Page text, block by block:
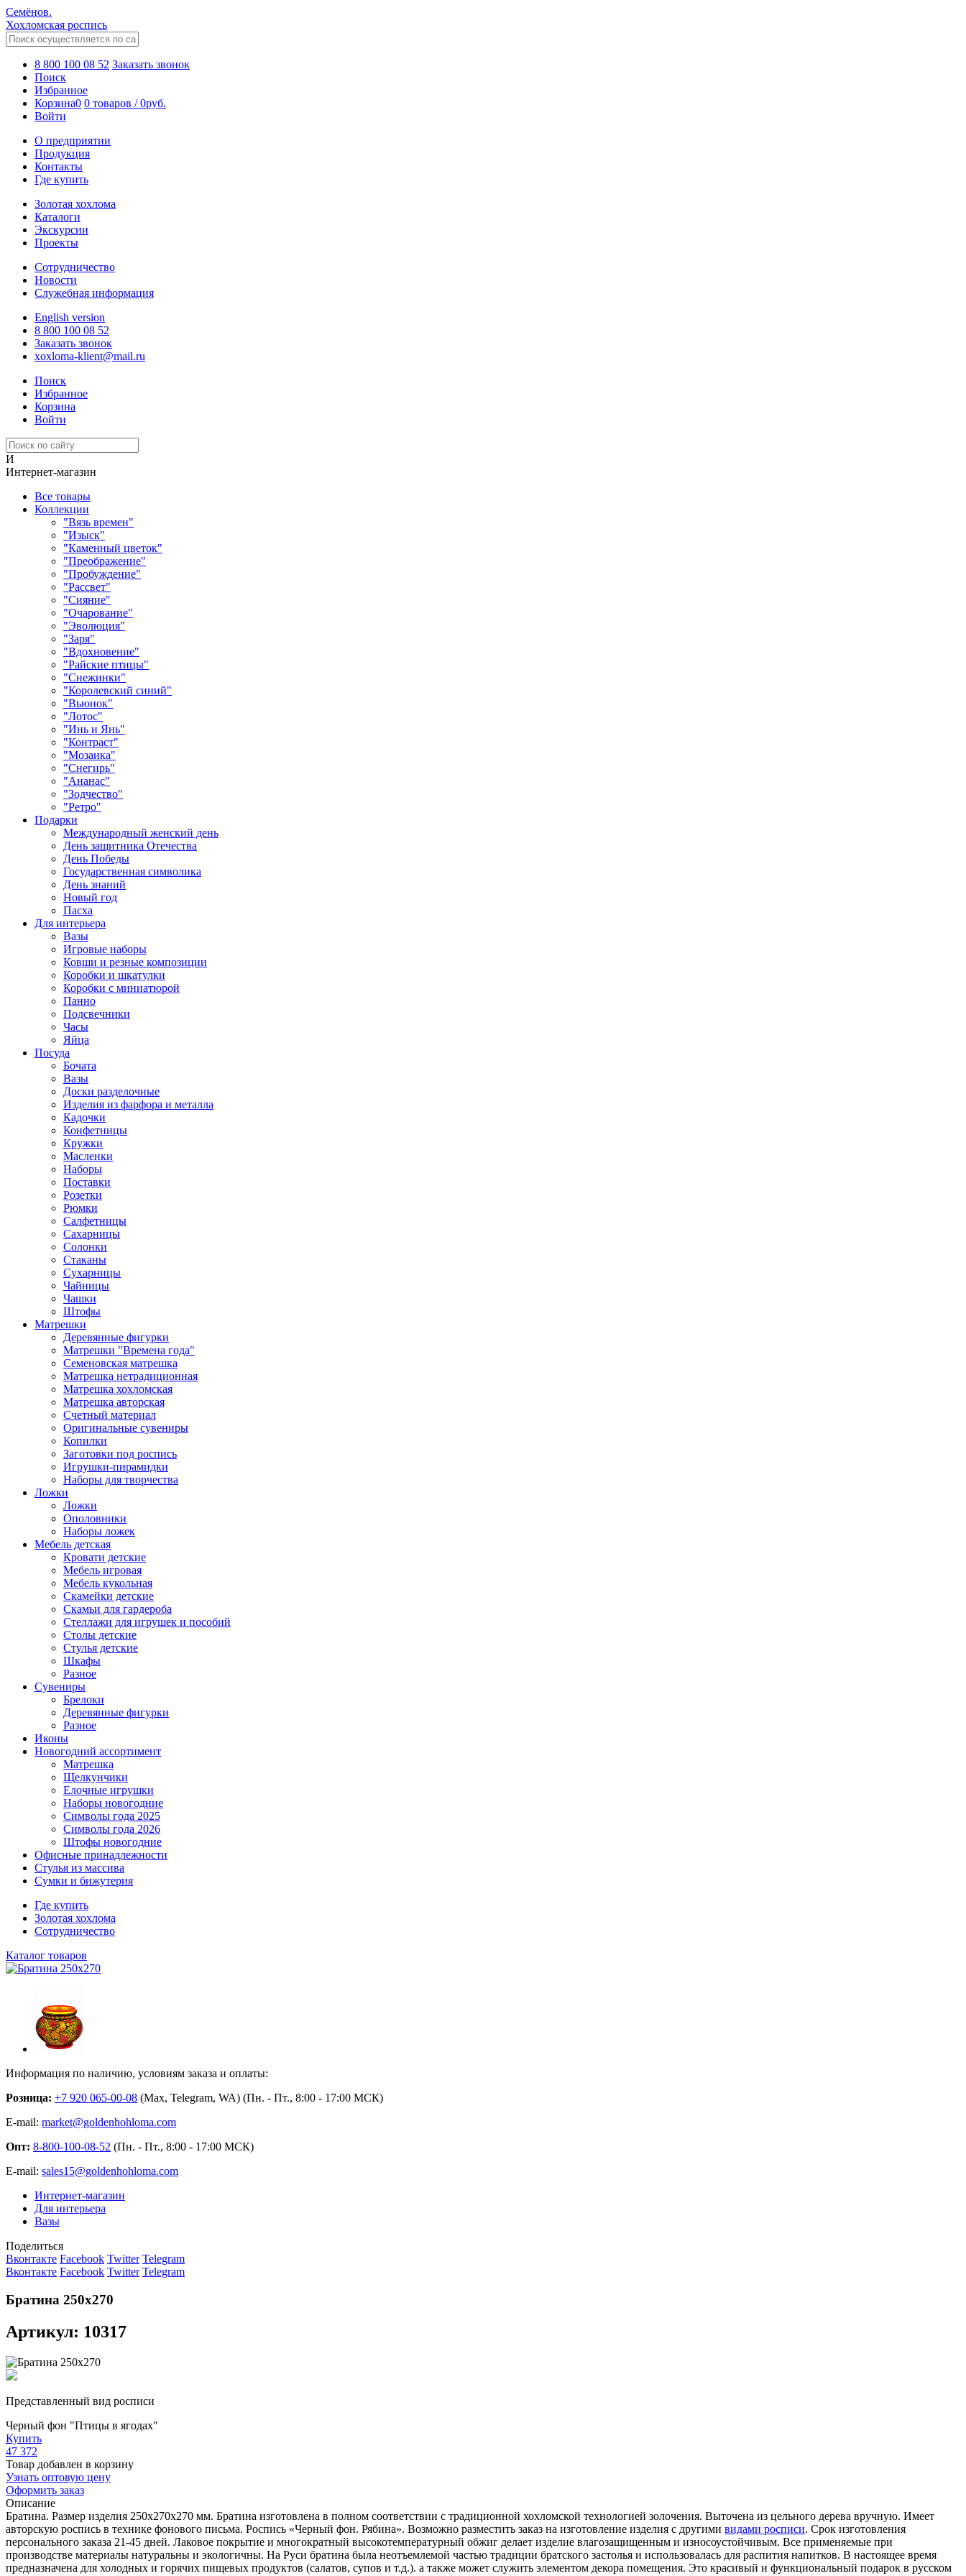
Семёнов.
Хохломская роспись
8 800 100 08 52 Заказать звонок
Поиск
Избранное
Корзина0 0 товаров /0руб.
Войти
О предприятии
Продукция
Контакты
Где купить
Золотая хохлома
Каталоги
Экскурсии
Проекты
Сотрудничество
Новости
Служебная информация
English version
8 800 100 08 52
Заказать звонок
xoxloma-klient@mail.ru
Поиск
Избранное
Корзина
Войти
И
Интернет-магазин
Все товары
Коллекции
"Вязь времен"
"Изыск"
"Каменный цветок"
"Преображение"
"Пробуждение"
"Рассвет"
"Сияние"
"Очарование"
"Эволюция"
"Заря"
"Вдохновение"
"Райские птицы"
"Снежинки"
"Королевский синий"
"Вьюнок"
"Лотос"
"Инь и Янь"
"Контраст"
"Мозаика"
"Снегирь"
"Ананас"
"Зодчество"
"Ретро"
Подарки
Международный женский день
День защитника Отечества
День Победы
Государственная символика
День знаний
Новый год
Пасха
Для интерьера
Вазы
Игровые наборы
Ковши и резные композиции
Коробки и шкатулки
Коробки с миниатюрой
Панно
Подсвечники
Часы
Яйца
Посуда
Бочата
Вазы
Доски разделочные
Изделия из фарфора и металла
Кадочки
Конфетницы
Кружки
Масленки
Наборы
Поставки
Розетки
Рюмки
Салфетницы
Сахарницы
Солонки
Стаканы
Сухарницы
Чайницы
Чашки
Штофы
Матрешки
Деревянные фигурки
Матрешки "Времена года"
Семеновская матрешка
Матрешка нетрадиционная
Матрешка хохломская
Матрешка авторская
Счетный материал
Оригинальные сувениры
Копилки
Заготовки под роспись
Игрушки-пирамидки
Наборы для творчества
Ложки
Ложки
Ополовники
Наборы ложек
Мебель детская
Кровати детские
Мебель игровая
Мебель кукольная
Скамейки детские
Скамьи для гардероба
Стеллажи для игрушек и пособий
Столы детские
Стулья детские
Шкафы
Разное
Сувениры
Брелоки
Деревянные фигурки
Разное
Иконы
Новогодний ассортимент
Матрешка
Щелкунчики
Елочные игрушки
Наборы новогодние
Символы года 2025
Символы года 2026
Штофы новогодние
Офисные принадлежности
Стулья из массива
Сумки и бижутерия
Где купить
Золотая хохлома
Сотрудничество
Каталог товаров
Информация по наличию, условиям заказа и оплаты:
Розница: +7 920 065-00-08 (Max, Telegram, WA) (Пн. - Пт., 8:00 - 17:00 МСК)
E-mail: market@goldenhohloma.com
Опт: 8-800-100-08-52 (Пн. - Пт., 8:00 - 17:00 МСК)
E-mail: sales15@goldenhohloma.com
Интернет-магазин
Для интерьера
Вазы
Поделиться
Вконтакте Facebook Twitter Telegram
Вконтакте Facebook Twitter Telegram
Братина 250х270
Артикул: 10317
Представленный вид росписи
Черный фон "Птицы в ягодах"
Купить
47 372
Товар добавлен в корзину
Узнать оптовую цену
Оформить заказ
Описание
Братина. Размер изделия 250х270х270 мм. Братина изготовлена в полном соответствии с традиционной хохломской технологией золочения. Выточена из цельного дерева вручную. Имеет
авторскую роспись в технике фонового письма. Роспись «Черный фон. Рябина». Возможно разместить заказ на изготовление изделия с другими видами росписи. Срок изготовления
персонального заказа 21-45 дней. Лаковое покрытие и многократный высокотемпературный обжиг делает изделие влагозащищенным и износоустойчивым. Все применяемые при
производстве материалы натуральны и экологичны. На Руси братина была неотъемлемой частью традиции братского застолья и использовалась для распития напитков. В настоящее время
предназначена для холодных и горячих пищевых продуктов (салатов, супов и т.д.). а также может служить элементом декора помещения. Это красивый и функциональный подарок в русском